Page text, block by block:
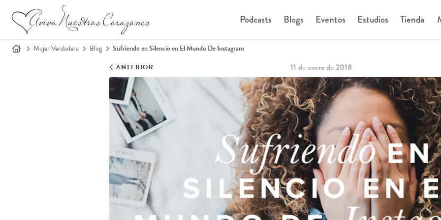
Podcasts Blogs Eventos Estudios Tienda
Mujer Verdadera Blog Sufriendo en Silencio en El Mundo De Instagram
ANTERIOR 11 de enero de 2018